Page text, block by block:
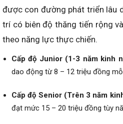
được con đường phát triển lâu
trí có biên độ thăng tiến rộng
theo năng lực thực chiến.
Cấp độ Junior (1-3 năm kinh
dao động từ 8 – 12 triệu đồng
Cấp độ Senior (Trên 3 năm
đạt mức 15 – 20 triệu đồng tùy